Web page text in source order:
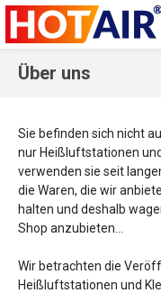
Über uns
Sie befinden sich nicht
nur Heißluftstationen
verwenden sie seit
die Waren, die wir
halten und deshalb
Shop anzubieten...
Wir betrachten die
Heißluftstationen und